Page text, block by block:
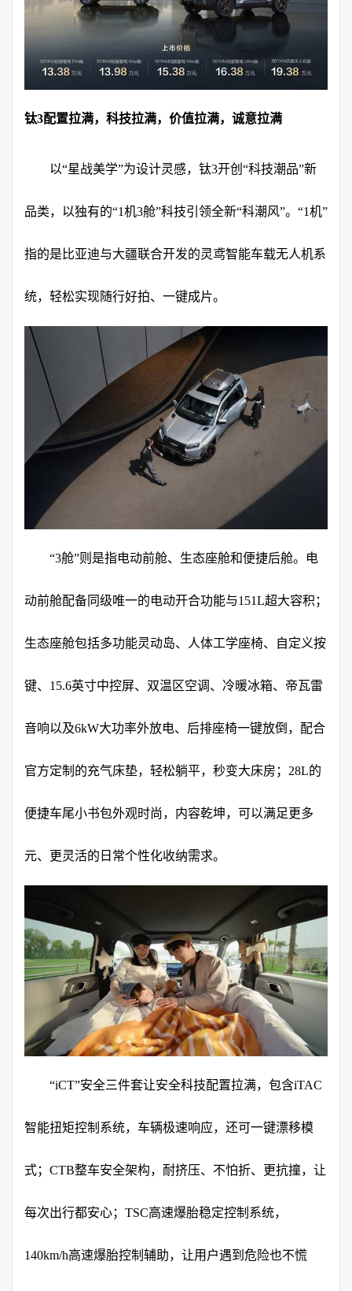
钛3配置拉满，科技拉满，价值拉满，诚意拉满
以“星战美学”为设计灵感，钛3开创“科技潮品”新
品类，以独有的“1机3舱”科技引领全新“科潮风”。“1机”
指的是比亚迪与大疆联合开发的灵鸢智能车载无人机系
统，轻松实现随行好拍、一键成片。
“3舱”则是指电动前舱、生态座舱和便捷后舱。电
动前舱配备同级唯一的电动开合功能与151L超大容积；
生态座舱包括多功能灵动岛、人体工学座椅、自定义按
键、15.6英寸中控屏、双温区空调、冷暖冰箱、帝瓦雷
音响以及6kW大功率外放电、后排座椅一键放倒，配合
官方定制的充气床垫，轻松躺平，秒变大床房；28L的
便捷车尾小书包外观时尚，内容乾坤，可以满足更多
元、更灵活的日常个性化收纳需求。
“iCT”安全三件套让安全科技配置拉满，包含iTAC
智能扭矩控制系统，车辆极速响应，还可一键漂移模
式；CTB整车安全架构，耐挤压、不怕折、更抗撞，让
每次出行都安心；TSC高速爆胎稳定控制系统，
140km/h高速爆胎控制辅助，让用户遇到危险也不慌